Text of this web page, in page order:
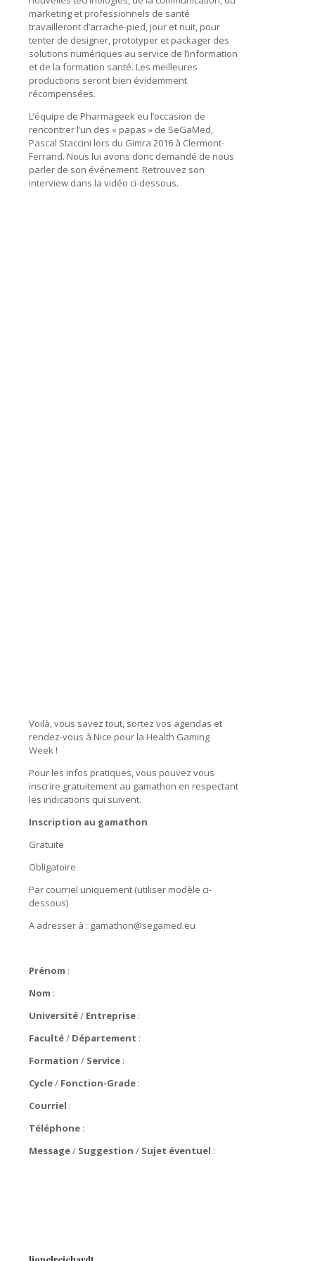
marketing et professionnels de santé
travailleront d’arrache-pied, jour et nuit, pour
tenter de designer, prototyper et packager des
solutions numériques au service de l’information
et de la formation santé. Les meilleures
productions seront bien évidemment
récompensées.
L’équipe de Pharmageek eu l’occasion de
rencontrer l’un des « papas » de SeGaMed,
Pascal Staccini lors du Gimra 2016 à Clermont-
Ferrand. Nous lui avons donc demandé de nous
parler de son événement. Retrouvez son
interview dans la vidéo ci-dessous.
Voilà, vous savez tout, sortez vos agendas et
rendez-vous à Nice pour la Health Gaming
Week !
Pour les infos pratiques, vous pouvez vous
inscrire gratuitement au gamathon en respectant
les indications qui suivent.
Inscription au gamathon
Gratuite
Obligatoire
Par courriel uniquement (utiliser modèle ci-
dessous)
A adresser à : gamathon@segamed.eu
Prénom :
Nom :
Université/ Entreprise :
Faculté/ Département :
Formation / Service :
Cycle/ Fonction-Grade :
Courriel :
Téléphone :
Message/ Suggestion / Sujet éventuel :